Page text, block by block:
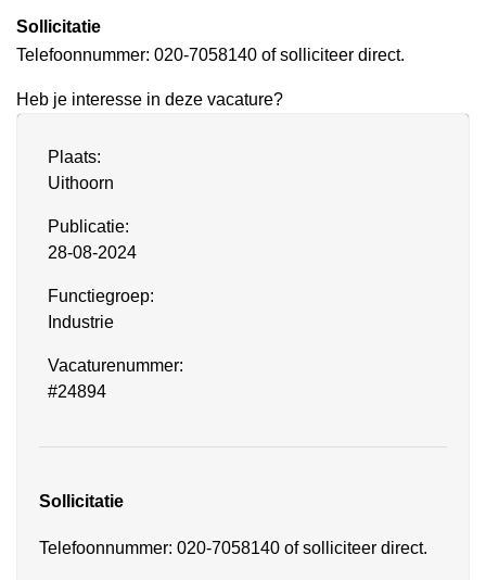
Sollicitatie
Telefoonnummer: 020-7058140 of solliciteer direct.
Heb je interesse in deze vacature?
Plaats:
Uithoorn
Publicatie:
28-08-2024
Functiegroep:
Industrie
Vacaturenummer:
#24894
Sollicitatie
Telefoonnummer: 020-7058140 of solliciteer direct.